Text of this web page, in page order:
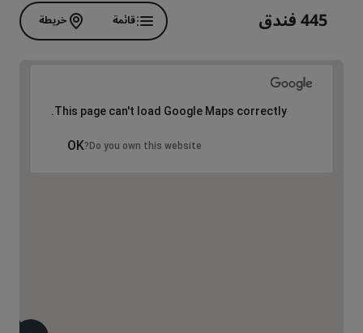
445 فندق قائمة خريطة
This page can't load Google Maps correctly.
Do you own this website?
OK